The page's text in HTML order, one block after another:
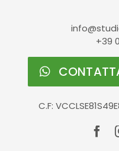
+39
C.F: